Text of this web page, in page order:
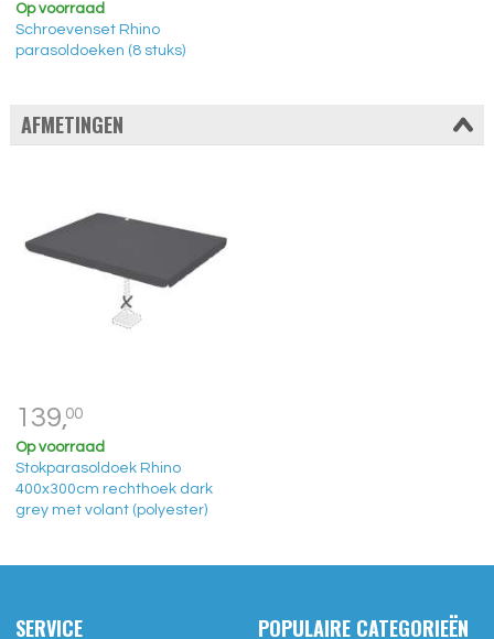
Op voorraad
Schroevenset Rhino
parasoldoeken (8 stuks)
AFMETINGEN
139,00
Op voorraad
Stokparasoldoek Rhino
400x300cm rechthoek dark
grey met volant (polyester)
SERVICE POPULAIRE CATEGORIEËN